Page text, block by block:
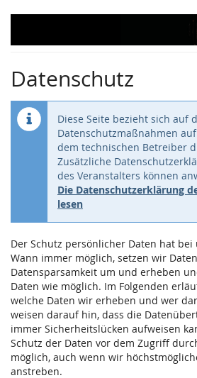
Zum
Datenschutz
Diese Seite bezieht sich auf
Datenschutzmaßnahmen
dem technischen Betreiber
Zusätzliche
des Veranstalters können
Die Datenschutzerklärung
lesen
Der Schutz persönlicher Daten hat
Wann immer möglich, setzen wir
Datensparsamkeit um und erheben
Daten wie möglich. Im Folgenden
welche Daten wir erheben und wer
weisen darauf hin, dass die
immer Sicherheitslücken aufweisen
Schutz der Daten vor dem Zugriff
möglich, auch wenn wir
anstreben.